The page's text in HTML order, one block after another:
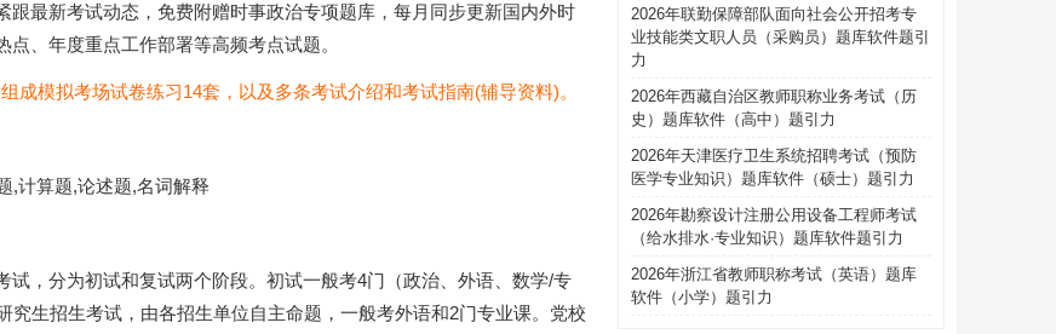
最新考试动态，免费附赠时事政治专项题库，每月同步更新国内外时
、年度重点工作部署等高频考点试题。
成模拟考场试卷练习14套，以及多条考试介绍和考试指南(辅导资料)。
计算题,论述题,名词解释
试，分为初试和复试两个阶段。初试一般考4门（政治、外语、数学/专
生招生考试，由各招生单位自主命题，一般考外语和2门专业课。党校
2026年联勤保障部队面向社会公开招考专
业技能类文职人员（采购员）题库软件题引
力
2026年西藏自治区教师职称业务考试（历
史）题库软件（高中）题引力
2026年天津医疗卫生系统招聘考试（预防
医学专业知识）题库软件（硕士）题引力
2026年勘察设计注册公用设备工程师考试
（给水排水·专业知识）题库软件题引力
2026年浙江省教师职称考试（英语）题库
软件（小学）题引力